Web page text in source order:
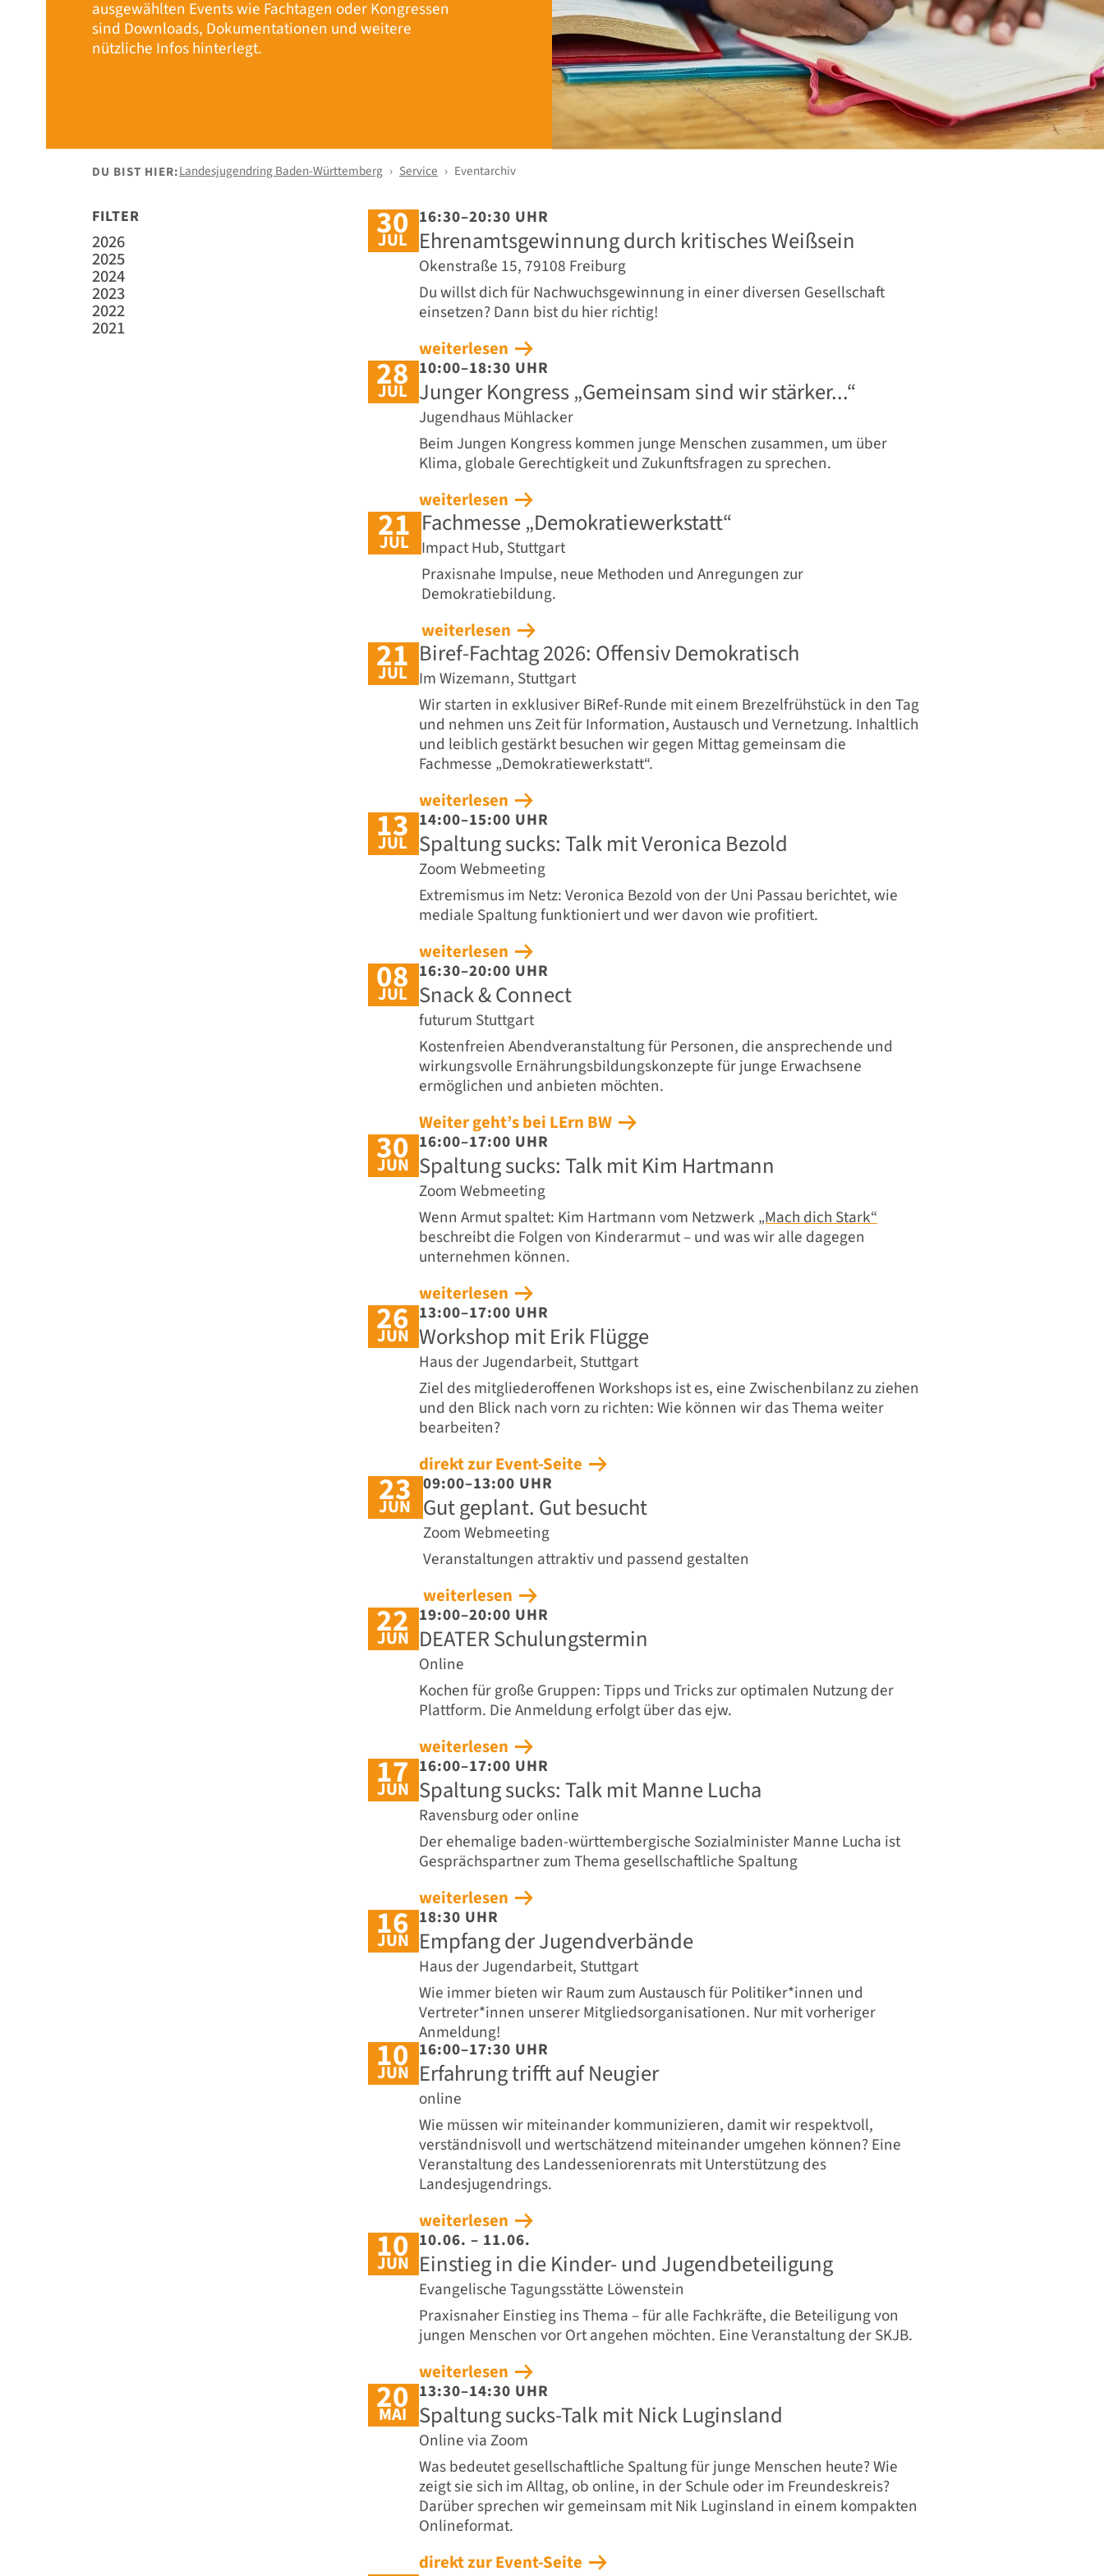
ausgewählten Events wie Fachtagen oder Kongressen
sind Downloads, Dokumentationen und weitere
nützliche Infos hinterlegt.
DU BIST HIER:Landesjugendring Baden-Württemberg Service Eventarchiv
FILTER
2026
2025
2024
2023
2022
2021
30
JUL
16:30–20:30 UHR
Ehrenamtsgewinnung durch kritisches Weißsein
Okenstraße 15, 79108 Freiburg
Du willst dich für Nachwuchs­gewinnung in einer diversen Gesellschaft
einsetzen? Dann bist du hier richtig!
weiterlesen
28
JUL
10:00–18:30 UHR
Junger Kongress „Gemeinsam sind wir stärker...“
Jugendhaus Mühlacker
Beim Jungen Kongress kommen junge Menschen zusammen, um über
Klima, globale Gerechtigkeit und Zukunftsfragen zu sprechen.
weiterlesen
21
JUL
Fachmesse „Demokratiewerkstatt“
Impact Hub, Stuttgart
Praxisnahe Impulse, neue Methoden und Anregungen zur
Demokratiebildung.
weiterlesen
21
JUL
Biref-Fachtag 2026: Offensiv Demokratisch
Im Wizemann, Stuttgart
Wir starten in exklusiver BiRef-Runde mit einem Brezelfrühstück in den Tag
und nehmen uns Zeit für Information, Austausch und Vernetzung. Inhaltlich
und leiblich gestärkt besuchen wir gegen Mittag gemeinsam die
Fachmesse „Demokratiewerkstatt“.
weiterlesen
13
JUL
14:00–15:00 UHR
Spaltung sucks: Talk mit Veronica Bezold
Zoom Webmeeting
Extremismus im Netz: Veronica Bezold von der Uni Passau berichtet, wie
mediale Spaltung funktioniert und wer davon wie profitiert.
weiterlesen
08
JUL
16:30–20:00 UHR
Snack & Connect
futurum Stuttgart
Kostenfreien Abendveranstaltung für Personen, die ansprechende und
wirkungsvolle Ernährungsbildungskonzepte für junge Erwachsene
ermöglichen und anbieten möchten.
Weiter geht’s bei LErn BW
30
JUN
16:00–17:00 UHR
Spaltung sucks: Talk mit Kim Hartmann
Zoom Webmeeting
Wenn Armut spaltet: Kim Hartmann vom Netzwerk „Mach dich Stark“
beschreibt die Folgen von Kinderarmut – und was wir alle dagegen
unternehmen können.
weiterlesen
26
JUN
13:00–17:00 UHR
Workshop mit Erik Flügge
Haus der Jugendarbeit, Stuttgart
Ziel des mitgliederoffenen Workshops ist es, eine Zwischenbilanz zu ziehen
und den Blick nach vorn zu richten: Wie können wir das Thema weiter
bearbeiten?
direkt zur Event-Seite
23
JUN
09:00–13:00 UHR
Gut geplant. Gut besucht
Zoom Webmeeting
Veranstaltungen attraktiv und passend gestalten
weiterlesen
22
JUN
19:00–20:00 UHR
DEATER Schulungstermin
Online
Kochen für große Gruppen: Tipps und Tricks zur optimalen Nutzung der
Plattform. Die Anmeldung erfolgt über das ejw.
weiterlesen
17
JUN
16:00–17:00 UHR
Spaltung sucks: Talk mit Manne Lucha
Ravensburg oder online
Der ehemalige baden-württembergische Sozialminister Manne Lucha ist
Gesprächspartner zum Thema gesellschaftliche Spaltung
weiterlesen
16
JUN
18:30 UHR
Empfang der Jugendverbände
Haus der Jugendarbeit, Stuttgart
Wie immer bieten wir Raum zum Austausch für Politiker*innen und
Vertreter*innen unserer Mitgliedsorganisationen. Nur mit vorheriger
Anmeldung!
10
JUN
16:00–17:30 UHR
Erfahrung trifft auf Neugier
online
Wie müssen wir miteinander kommunizieren, damit wir respektvoll,
verständnisvoll und wertschätzend miteinander umgehen können? Eine
Veranstaltung des Landesseniorenrats mit Unterstützung des
Landesjugendrings.
weiterlesen
10
JUN
10.06. – 11.06.
Einstieg in die Kinder- und Jugendbeteiligung
Evangelische Tagungsstätte Löwenstein
Praxisnaher Einstieg ins Thema – für alle Fachkräfte, die Beteiligung von
jungen Menschen vor Ort angehen möchten. Eine Veranstaltung der SKJB.
weiterlesen
20
MAI
13:30–14:30 UHR
Spaltung sucks-Talk mit Nick Luginsland
Online via Zoom
Was bedeutet gesellschaftliche Spaltung für junge Menschen heute? Wie
zeigt sie sich im Alltag, ob online, in der Schule oder im Freundeskreis?
Darüber sprechen wir gemeinsam mit Nik Luginsland in einem kompakten
Onlineformat.
direkt zur Event-Seite